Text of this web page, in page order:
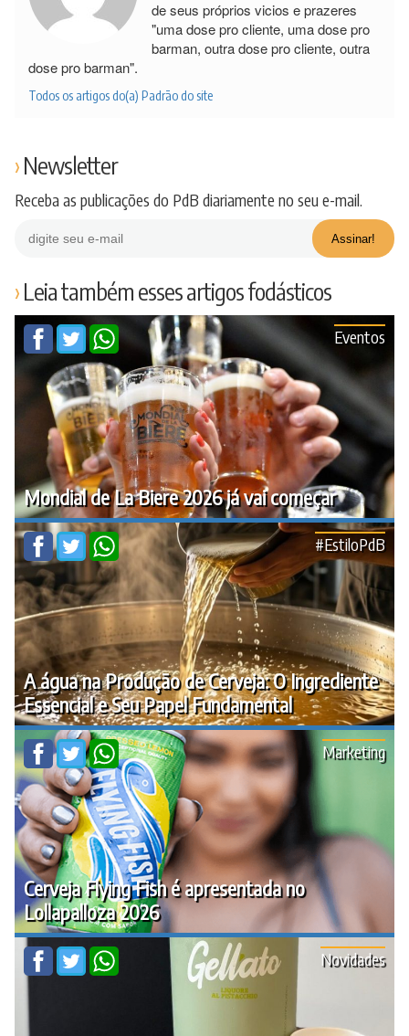
de seus próprios vicios e prazeres
"uma dose pro cliente, uma dose pro
barman, outra dose pro cliente, outra
dose pro barman".
Todos os artigos do(a) Padrão do site
Newsletter
Receba as publicações do PdB diariamente no seu e-mail.
Leia também esses artigos fodásticos
Mondial de La Biere 2026 já vai começar
Eventos
A água na Produção de Cerveja: O Ingrediente
Essencial e Seu Papel Fundamental
#EstiloPdB
Cerveja Flying Fish é apresentada no
Lollapalloza 2026
Marketing
Novidades